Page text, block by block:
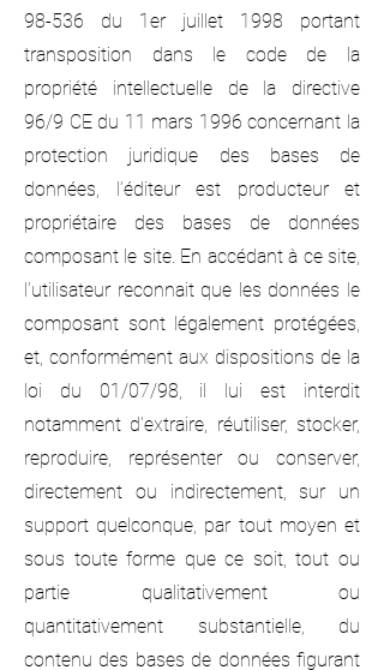
98-536 du 1er juillet 1998 portant
transposition dans le code de la
propriété intellectuelle de la directive
96/9 CE du 11 mars 1996 concernant la
protection juridique des bases de
données, l’éditeur est producteur et
propriétaire des bases de données
composant le site. En accédant à ce site,
l’utilisateur reconnait que les données le
composant sont légalement protégées,
et, conformément aux dispositions de la
loi du 01/07/98, il lui est interdit
notamment d'extraire, réutiliser, stocker,
reproduire, représenter ou conserver,
directement ou indirectement, sur un
support quelconque, par tout moyen et
sous toute forme que ce soit, tout ou
partie qualitativement ou
quantitativement substantielle, du
contenu des bases de données figurant